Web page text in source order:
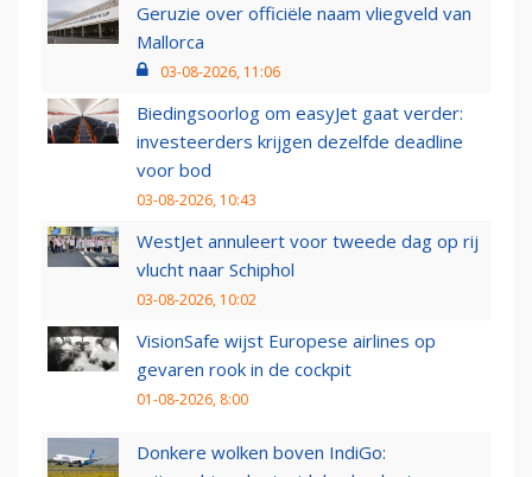
Geruzie over officiële naam vliegveld van
Mallorca
03-08-2026, 11:06
Biedingsoorlog om easyJet gaat verder:
investeerders krijgen dezelfde deadline
voor bod
03-08-2026, 10:43
WestJet annuleert voor tweede dag op rij
vlucht naar Schiphol
03-08-2026, 10:02
VisionSafe wijst Europese airlines op
gevaren rook in de cockpit
01-08-2026, 8:00
Donkere wolken boven IndiGo: